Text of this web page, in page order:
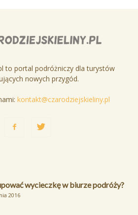
to portal podróżniczy dla turystów
nowych przygód.
kontakt@czarodziejskieliny.pl
wycieczkę w biurze podróży?
2016